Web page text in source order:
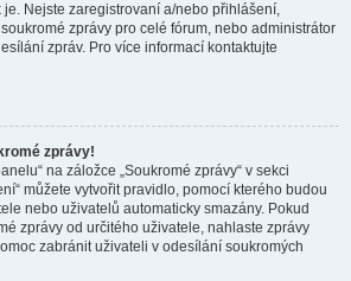
je. Nejste zaregistrovaní a/nebo přihlášení,
zprávy pro celé fórum, nebo administrátor
zpráv. Pro více informací kontaktujte
zprávy!
na záložce „Soukromé zprávy“ v sekci
můžete vytvořit pravidlo, pomocí kterého budou
nebo uživatelů automaticky smazány. Pokud
zprávy od určitého uživatele, nahlaste zprávy
zabránit uživateli v odesílání soukromých